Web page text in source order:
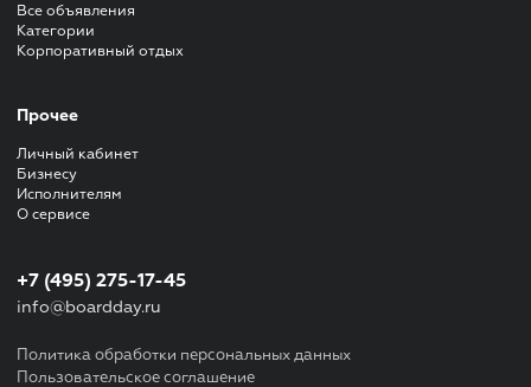
Все объявления
Категории
Корпоративный отдых
Прочее
Личный кабинет
Бизнесу
Исполнителям
О сервисе
+7 (495) 275-17-45
info@boardday.ru
Политика обработки персональных данных
Пользовательское соглашение